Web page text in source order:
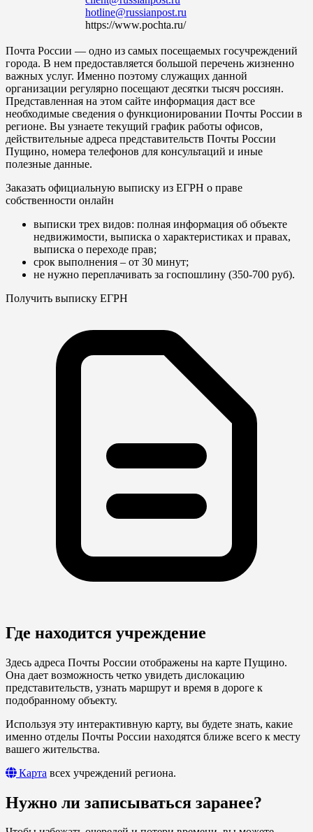
hotline@russianpost.ru
https://www.pochta.ru/
Почта России — одно из самых посещаемых госучреждений
города. В нем предоставляется большой перечень жизненно
важных услуг. Именно поэтому служащих данной
организации регулярно посещают десятки тысяч россиян.
Представленная на этом сайте информация даст все
необходимые сведения о функционировании Почты России в
регионе. Вы узнаете текущий график работы офисов,
действительные адреса представительств Почты России
Пущино, номера телефонов для консультаций и иные
полезные данные.
Заказать официальную выписку из ЕГРН о праве
собственности онлайн
выписки трех видов: полная информация об объекте
недвижимости, выписка о характеристиках и правах,
выписка о переходе прав;
срок выполнения – от 30 минут;
не нужно переплачивать за госпошлину (350-700 руб).
Получить выписку ЕГРН
Где находится учреждение
Здесь адреса Почты России отображены на карте Пущино.
Она дает возможность четко увидеть дислокацию
представительств, узнать маршрут и время в дороге к
подобранному объекту.
Используя эту интерактивную карту, вы будете знать, какие
именно отделы Почты России находятся ближе всего к месту
вашего жительства.
Карта всех учреждений региона.
Нужно ли записываться заранее?